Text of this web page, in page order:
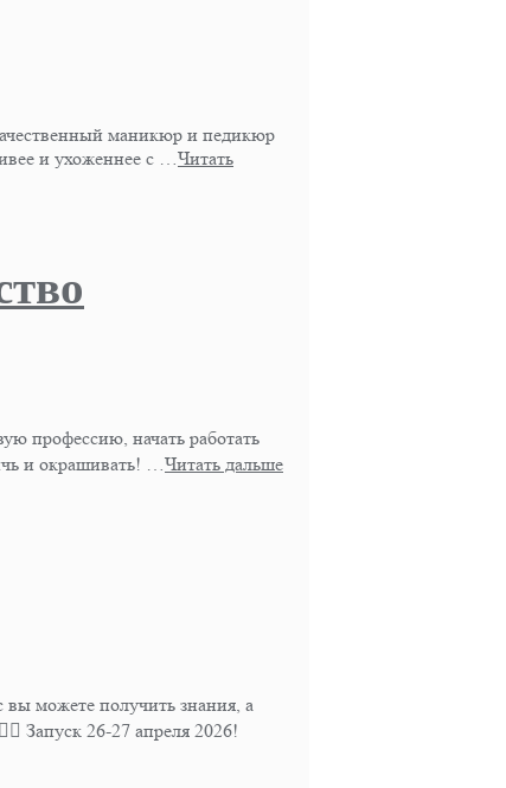
маникюр и педикюр
и ухоженнее с …Читать
профессию, начать работать
и окрашивать! …Читать дальше
можете получить знания, а
Запуск 26-27 апреля 2026!